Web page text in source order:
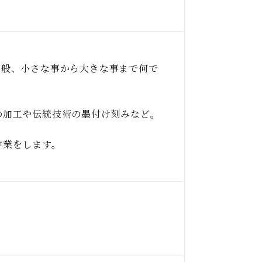
、⼩さな事から⼤きな事まで何で
⼯や伝統技術の墨付け刻みなど。
をします。